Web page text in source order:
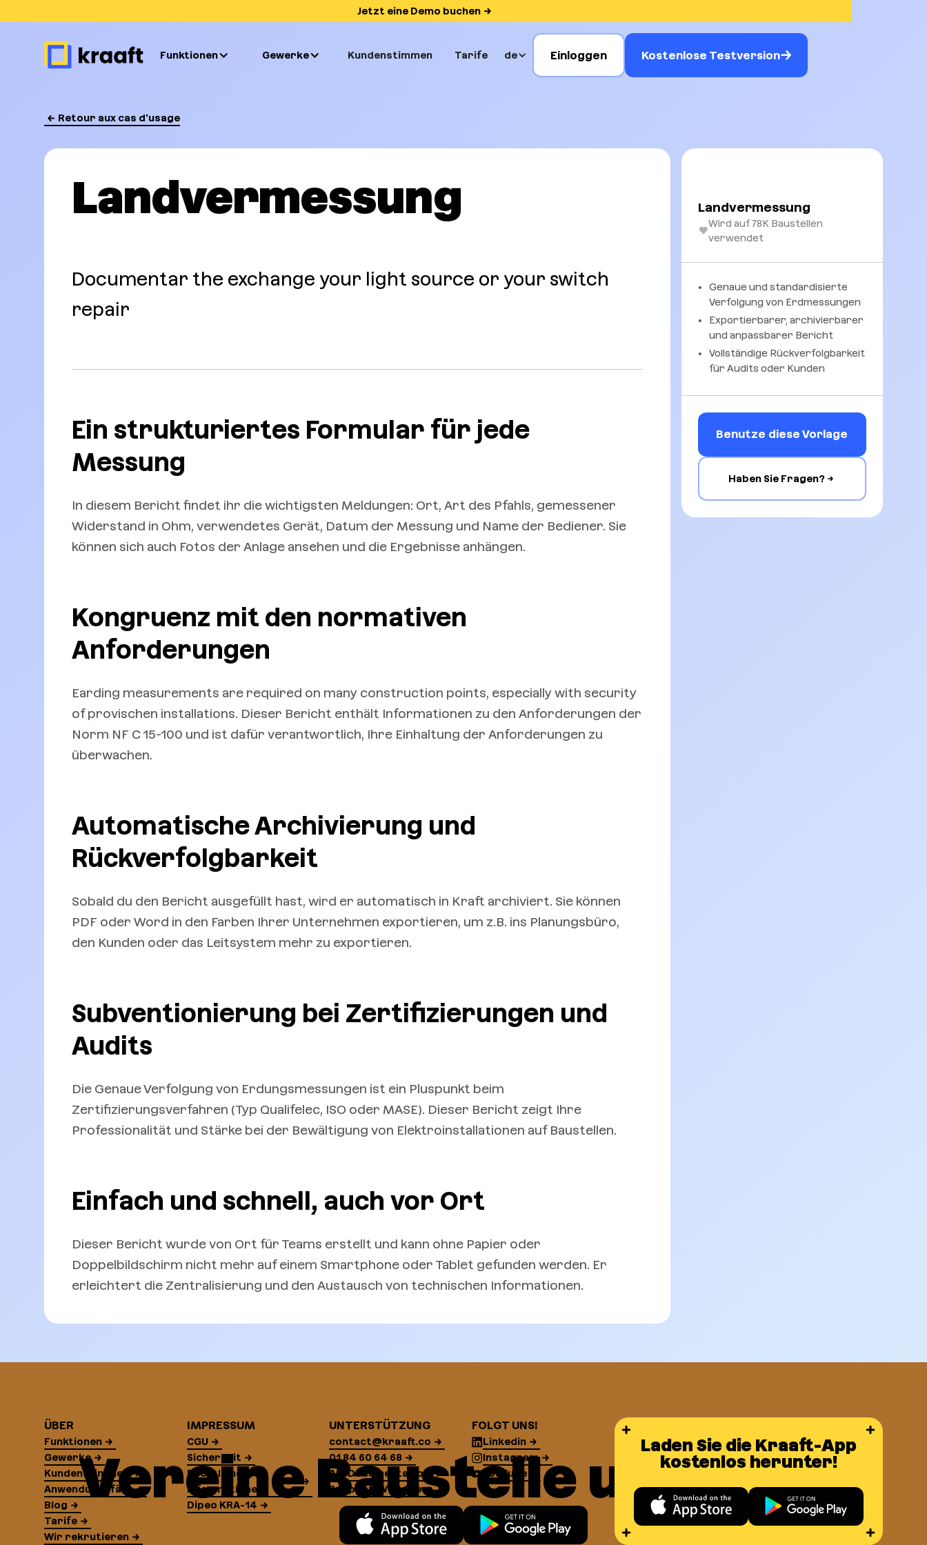
Jetzt eine Demo buchen
Funktionen Gewerke Kundenstimmen Tarife de Einloggen Kostenlose Testversion
Retour aux cas d'usage
Landvermessung
Documentar the exchange your light source or your switch
repair
Ein strukturiertes Formular für jede
Messung
In diesem Bericht findet ihr die wichtigsten Meldungen: Ort, Art des Pfahls, gemessener
Widerstand in Ohm, verwendetes Gerät, Datum der Messung und Name der Bediener. Sie
können sich auch Fotos der Anlage ansehen und die Ergebnisse anhängen.
Kongruenz mit den normativen
Anforderungen
Earding measurements are required on many construction points, especially with security
of provischen installations. Dieser Bericht enthält Informationen zu den Anforderungen der
Norm NF C 15-100 und ist dafür verantwortlich, Ihre Einhaltung der Anforderungen zu
überwachen.
Automatische Archivierung und
Rückverfolgbarkeit
Sobald du den Bericht ausgefüllt hast, wird er automatisch in Kraft archiviert. Sie können
PDF oder Word in den Farben Ihrer Unternehmen exportieren, um z.B. ins Planungsbüro,
den Kunden oder das Leitsystem mehr zu exportieren.
Subventionierung bei Zertifizierungen und
Audits
Die Genaue Verfolgung von Erdungsmessungen ist ein Pluspunkt beim
Zertifizierungsverfahren (Typ Qualifelec, ISO oder MASE). Dieser Bericht zeigt Ihre
Professionalität und Stärke bei der Bewältigung von Elektroinstallationen auf Baustellen.
Einfach und schnell, auch vor Ort
Dieser Bericht wurde von Ort für Teams erstellt und kann ohne Papier oder
Doppelbildschirm nicht mehr auf einem Smartphone oder Tablet gefunden werden. Er
erleichtert die Zentralisierung und den Austausch von technischen Informationen.
Landvermessung
Wird auf 78K Baustellen
verwendet
Genaue und standardisierte
Verfolgung von Erdmessungen
Exportierbarer, archivierbarer
und anpassbarer Bericht
Vollständige Rückverfolgbarkeit
für Audits oder Kunden
Benutze diese Vorlage
Haben Sie Fragen?
Vereine Baustelle und Büro
ÜBER
Funktionen
Gewerke
Kundenstimmen
Anwendungsfälle
Blog
Tarife
Wir rekrutieren
IMPRESSUM
CGU
Sicherheit
Rechtliche
Informationen
Dipeo KRA-14
UNTERSTÜTZUNG
contact@kraaft.co
01 84 60 64 68
API Documentation
Support-Website
FOLGT UNS!
Linkedin
Instagram
YouTube
Laden Sie die Kraaft-App
kostenlos herunter!